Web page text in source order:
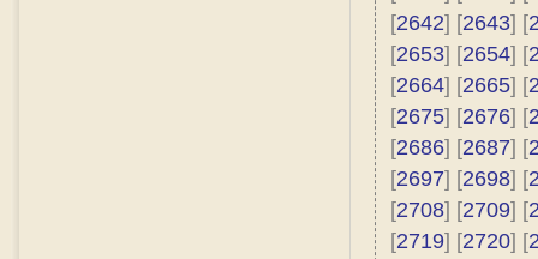
[2642] [2643] [
[2653] [2654] [
[2664] [2665] [
[2675] [2676] [
[2686] [2687] [
[2697] [2698] [
[2708] [2709] [
[2719] [2720] [